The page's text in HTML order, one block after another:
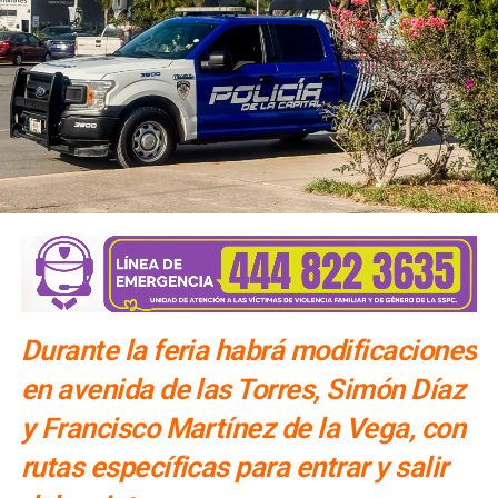
ARTÍCULOS RELACIONADOS:
ALCALDE ENRIQUE GALINDO CEBALLOS
CENTROS DE DESARROLLO COMUNITARIO Y VINCULACIÓN
INSTANCIA MUNICIPAL DE ATENCIÓN A LAS MUJERES
SIGUIENTE
Fortalecen supervisiones a distribuidores de gas en
Pozos
Gobierno Municipal rescata flujo pluvial del Centro
Histórico
Durante la feria habrá modificaciones
en avenida de las Torres, Simón Díaz
y Francisco Martínez de la Vega, con
rutas específicas para entrar y salir